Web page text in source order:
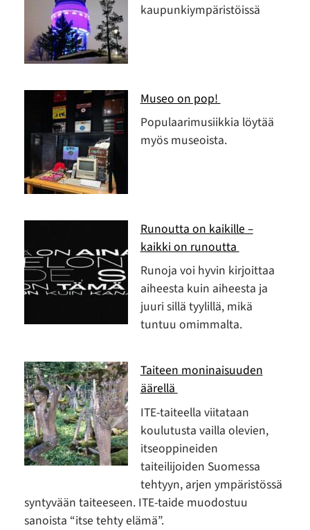
kaupunkiympäristöissä
Museo on pop!
Populaarimusiikkia löytää
myös museoista.
Runoutta on kaikille –
kaikki on runoutta
Runoja voi hyvin kirjoittaa
aiheesta kuin aiheesta ja
juuri sillä tyylillä, mikä
tuntuu omimmalta.
Taiteen moninaisuuden
äärellä
ITE-taiteella viitataan
koulutusta vailla olevien,
itseoppineiden
taiteilijoiden Suomessa
tehtyyn, arjen ympäristössä
syntyvään taiteeseen. ITE-taide muodostuu
sanoista “itse tehty elämä”.